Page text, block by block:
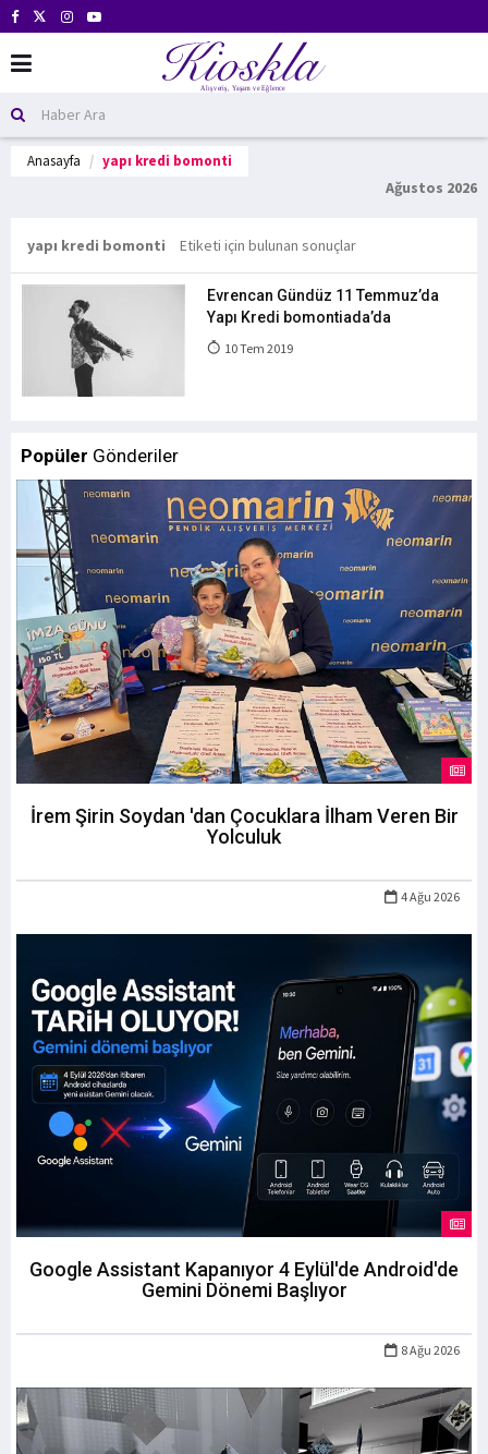
Anasayfa yapı kredi bomonti
Ağustos 2026
yapı kredi bomonti Etiketi için bulunan sonuçlar
Evrencan Gündüz 11 Temmuz’da
Yapı Kredi bomontiada’da
10 Tem 2019
Popüler Gönderiler
İrem Şirin Soydan 'dan Çocuklara İlham Veren Bir
Yolculuk
4 Ağu 2026
Google Assistant Kapanıyor 4 Eylül'de Android'de
Gemini Dönemi Başlıyor
8 Ağu 2026